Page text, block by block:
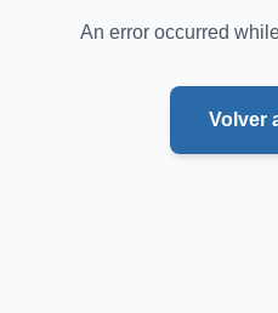
An error occurred
Volver